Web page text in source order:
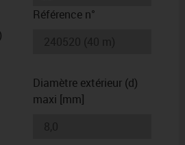
Référence n°
Diamètre extérieur (d)
maxi [mm]